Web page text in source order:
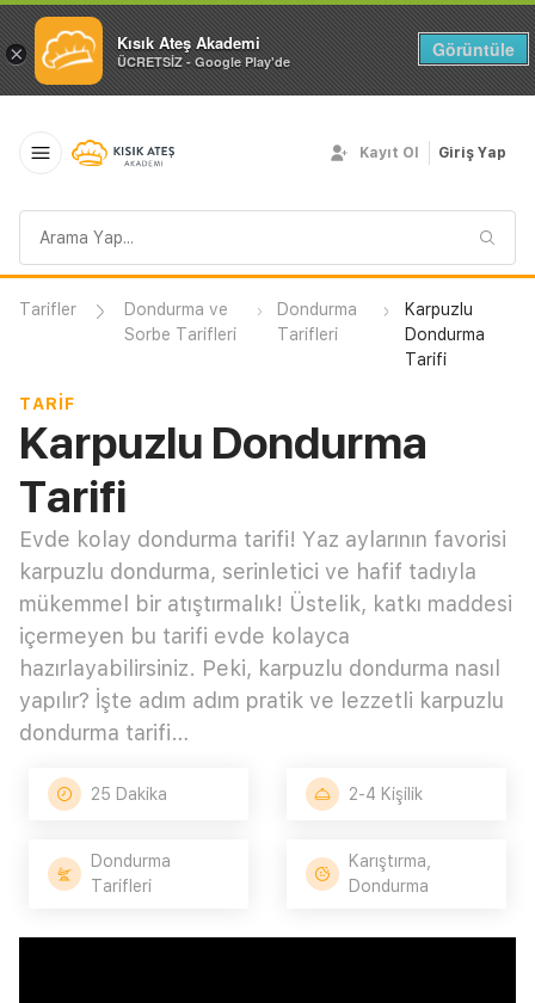
× Kısık Ateş Akademi
ÜCRETSİZ - Google Play'de
Görüntüle
sorgusu
Kayıt Ol Giriş Yap
Tarifler
Dondurma ve
Sorbe Tarifleri
Dondurma
Tarifleri
Karpuzlu
Dondurma
Tarifi
TARIF
Karpuzlu Dondurma
Tarifi
Evde kolay dondurma tarifi! Yaz aylarının favorisi
karpuzlu dondurma, serinletici ve hafif tadıyla
mükemmel bir atıştırmalık! Üstelik, katkı maddesi
içermeyen bu tarifi evde kolayca
hazırlayabilirsiniz. Peki, karpuzlu dondurma nasıl
yapılır? İşte adım adım pratik ve lezzetli karpuzlu
dondurma tarifi…
25 Dakika 2-4 Kişilik
Dondurma
Tarifleri
Karıştırma,
Dondurma